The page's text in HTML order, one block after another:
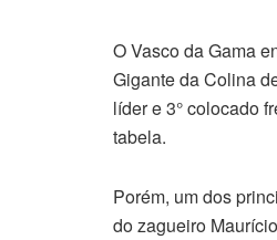
O Vasco da Gama
Gigante da Colina
líder e 3° colocado
tabela.
Porém, um dos
do zagueiro